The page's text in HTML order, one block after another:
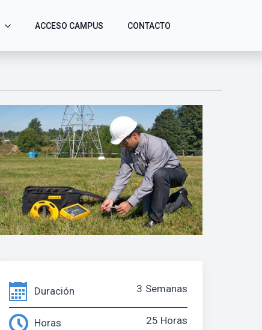
ACCESO CAMPUS CONTACTO
Duración 3 Semanas
Horas 25 Horas